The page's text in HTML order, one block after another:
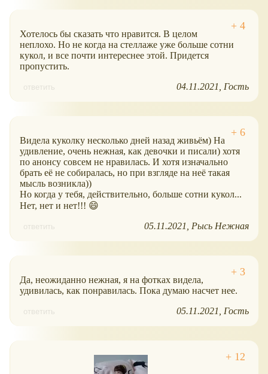
Хотелось бы сказать что нравится. В целом
неплохо. Но не когда на стеллаже уже больше сотни
кукол, и все почти интереснее этой. Придется
пропустить.
ответить 04.11.2021 Гость
Видела куколку несколько дней назад живьём) На
удивление, очень нежная, как девочки и писали) хотя
по анонсу совсем не нравилась. И хотя изначально
брать её не собиралась, но при взгляде на неё такая
мысль возникла))
Но когда у тебя, действительно, больше сотни кукол...
Нет, нет и нет!!! 😄
ответить 05.11.2021 Рысь Нежная
Да, неожиданно нежная, я на фотках видела,
удивилась, как понравилась. Пока думаю насчет нее.
ответить 05.11.2021 Гость